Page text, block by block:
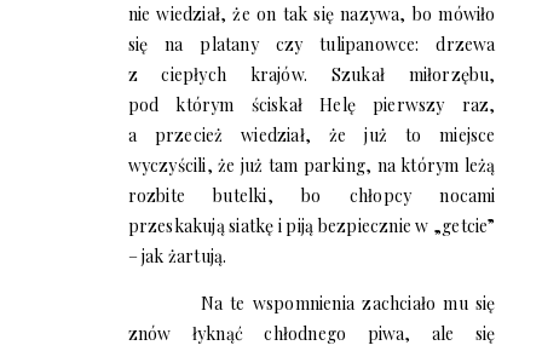
nie wiedział, że on tak się nazywa, bo mówiło
się na platany czy tulipanowce: drzewa
z ciepłych krajów. Szukał miłorzębu,
pod którym ściskał Helę pierwszy raz,
a przecież wiedział, że już to miejsce
wyczyścili, że już tam parking, na którym leżą
rozbite butelki, bo chłopcy nocami
przeskakują siatkę i piją bezpiecznie w „getcie”
– jak żartują.
Na te wspomnienia zachciało mu się
znów łyknąć chłodnego piwa, ale się